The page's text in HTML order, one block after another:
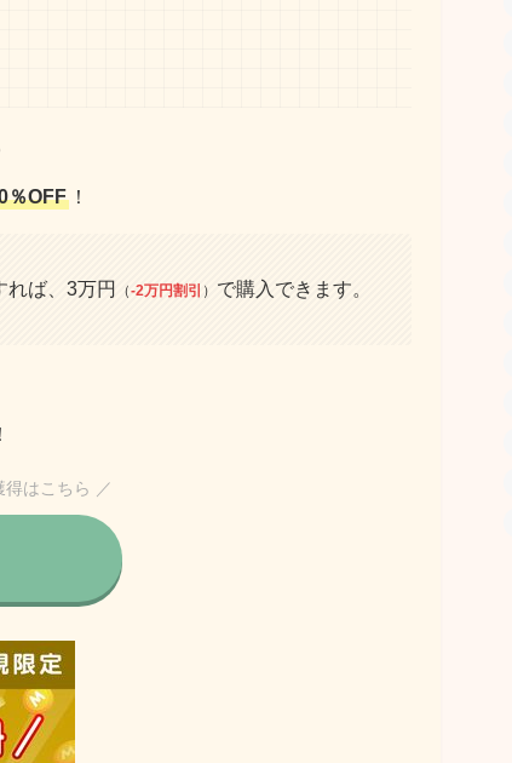
％OFF ！
ば、3万円 （-2万円割引 ） で購入できます。
はこちら ／